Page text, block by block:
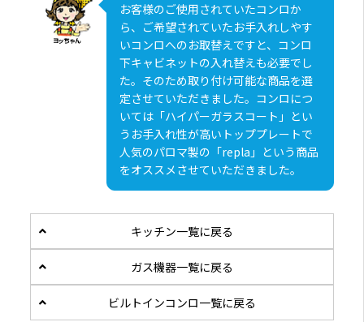
お客様のご使用されていたコンロか
ら、ご希望されていたお手入れしやす
いコンロへのお取替えですと、コンロ
下キャビネットの入れ替えも必要でし
た。そのため取り付け可能な商品を選
定させていただきました。コンロにつ
いては「ハイパーガラスコート」とい
うお手入れ性が高いトッププレートで
人気のパロマ製の「repla」という商品
をオススメさせていただきました。
キッチン一覧に戻る
ガス機器一覧に戻る
ビルトインコンロ一覧に戻る